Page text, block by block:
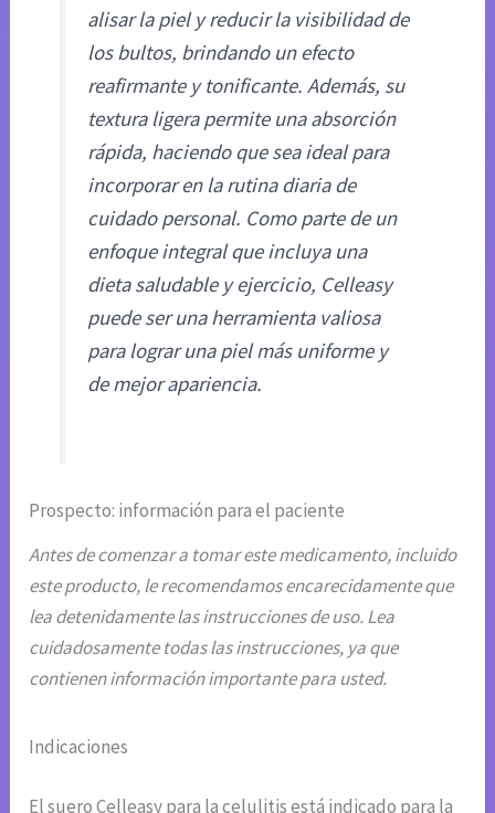
alisar la piel y reducir la visibilidad de
los bultos, brindando un efecto
reafirmante y tonificante. Además, su
textura ligera permite una absorción
rápida, haciendo que sea ideal para
incorporar en la rutina diaria de
cuidado personal. Como parte de un
enfoque integral que incluya una
dieta saludable y ejercicio, Celleasy
puede ser una herramienta valiosa
para lograr una piel más uniforme y
de mejor apariencia.
Prospecto: información para el paciente
Antes de comenzar a tomar este medicamento, incluido
este producto, le recomendamos encarecidamente que
lea detenidamente las instrucciones de uso. Lea
cuidadosamente todas las instrucciones, ya que
contienen información importante para usted.
Indicaciones
El suero Celleasy para la celulitis está indicado para la